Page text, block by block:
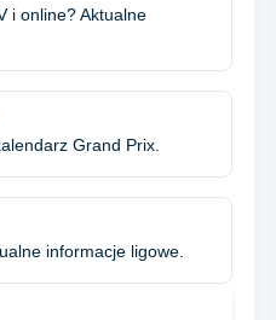
i online? Aktualne
Grand Prix.
informacje ligowe.